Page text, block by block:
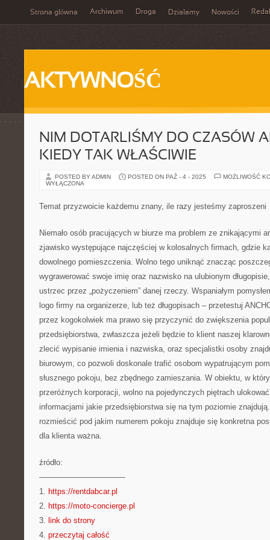
Strona główna Archiwum Droga Działamy Nowości
AKTYWNOŚĆ
NIM DOTARLIŚMY DO CZASÓW
KIEDY TAK WŁAŚCIWIE
POSTED BY ADMIN POSTED ON PAŹ - 4 - 2025
MOŻLIWOŚĆ
WYŁĄCZONA
Temat przyzwoicie każdemu znany, ile razy jesteśmy zaproszeni
Niemało osób pracujących w biurze ma problem ze znikającymi
zjawisko występujące najczęściej w kolosalnych firmach, gdzie
dowolnego pomieszczenia. Wolno tego uniknąć znacząc
wygrawerować swoje imię oraz nazwisko na ulubionym
ustrzec przez „pożyczeniem” danej rzeczy. Wspaniałym
logo firmy na organizerze, lub też długopisach – przetestuj
przez kogokolwiek ma prawo się przyczynić do zwiększenia
przedsiębiorstwa, zwłaszcza jeżeli będzie to klient naszej
zlecić wypisanie imienia i nazwiska, oraz specjalistki osoby
biurowym, co pozwoli doskonale trafić osobom wypatrującym
słusznego pokoju, bez zbędnego zamieszania. W obiektu, w
przeróżnych korporacji, wolno na pojedynczych piętrach
informacjami jakie przedsiębiorstwa się na tym poziomie
rozmieścić pod jakim numerem pokoju znajduje się konkretna
dla klienta ważna.
źródło:
———————————
1. https://rentdabcar.pl
2. https://moto-concierge.pl
3. link do strony
4. przeczytaj całość